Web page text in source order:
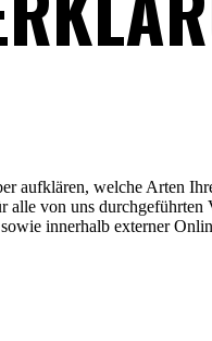
aufklären, welche Arten
von uns
innerhalb externer